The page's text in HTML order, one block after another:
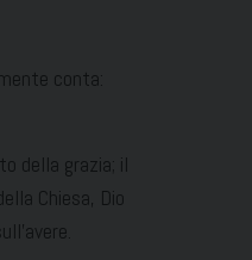
conta:
della grazia; il
Chiesa, Dio